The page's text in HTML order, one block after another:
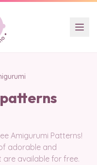
Amigurumi Patterns!
adorable and
available for free.